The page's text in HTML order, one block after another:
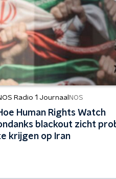
Radio 1 Journaal NOS
Human Rights Watch
blackout zicht
krijgen op Iran